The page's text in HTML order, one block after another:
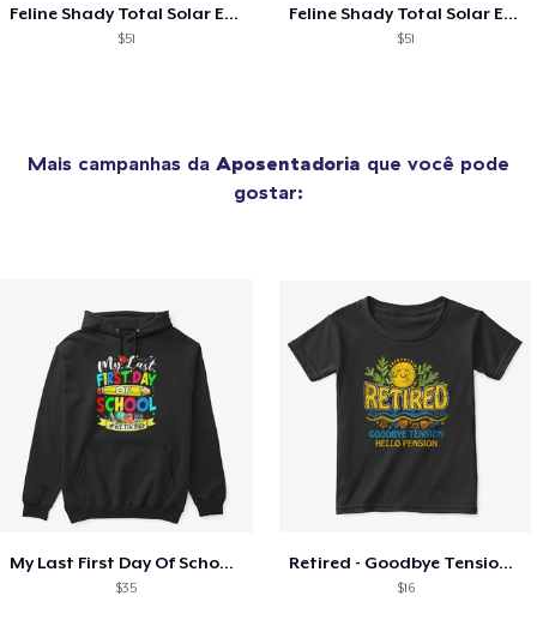
Feline Shady Total Solar Eclipse Tijuana
$51
Feline Shady Total Solar Eclipse Toledo
$51
Mais campanhas da Aposentadoria que você pode
gostar:
My Last First Day Of School Retiring
$35
Retired - Goodbye Tension Hello Pension
$16